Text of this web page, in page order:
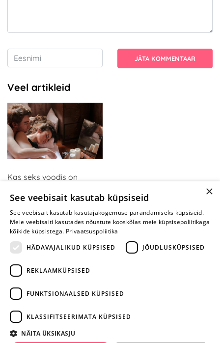
JÄTA KOMMENTAAR
Veel artikleid
Kas seks voodis on
olete neid mänge
proovinud, mõtlete teisiti
×
See veebisait kasutab küpsiseid
See veebisait kasutab kasutajakogemuse parandamiseks küpsiseid.
Meie veebisaiti kasutades nõustute kooskõlas meie küpsisepoliitikaga
kõikide küpsistega. Privaatsuspoliitika
HÄDAVAJALIKUD KÜPSISED
JÕUDLUSKÜPSISED
REKLAAMKÜPSISED
FUNKTSIONAALSED KÜPSISED
KLASSIFITSEERIMATA KÜPSISED
NÄITA ÜKSIKASJU